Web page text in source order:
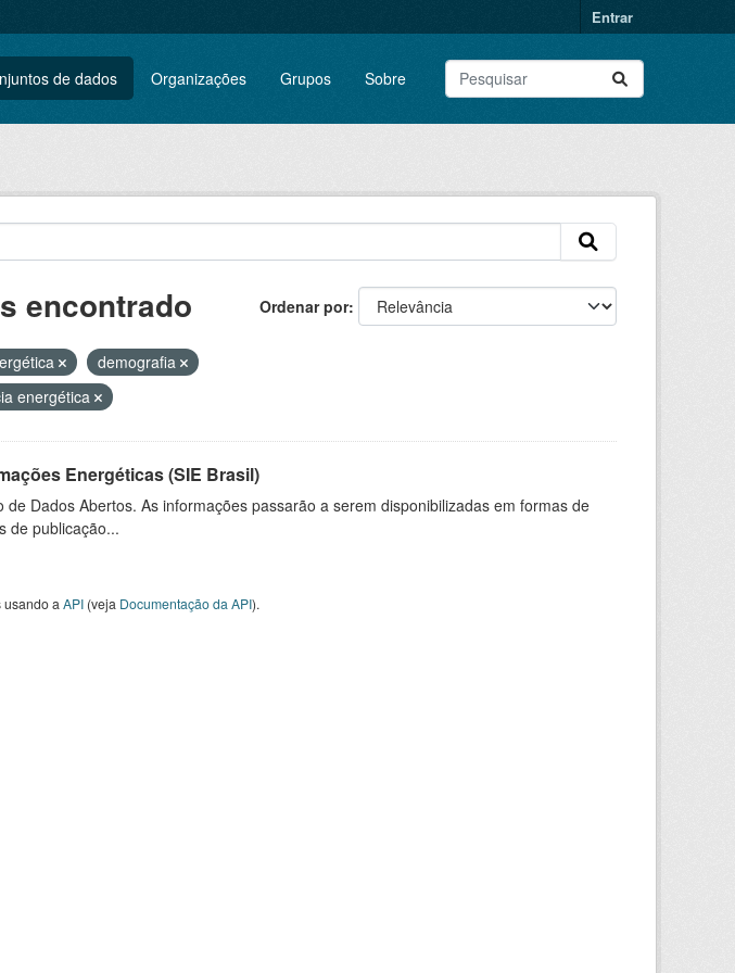
Entrar
de dados Organizações Grupos Sobre
Ordenar por
encontrado
demografia
energética
Energéticas (SIE Brasil)
Dados Abertos. As informações passarão a serem disponibilizadas em formas de
de publicação...
usando a API(veja Documentação da API).